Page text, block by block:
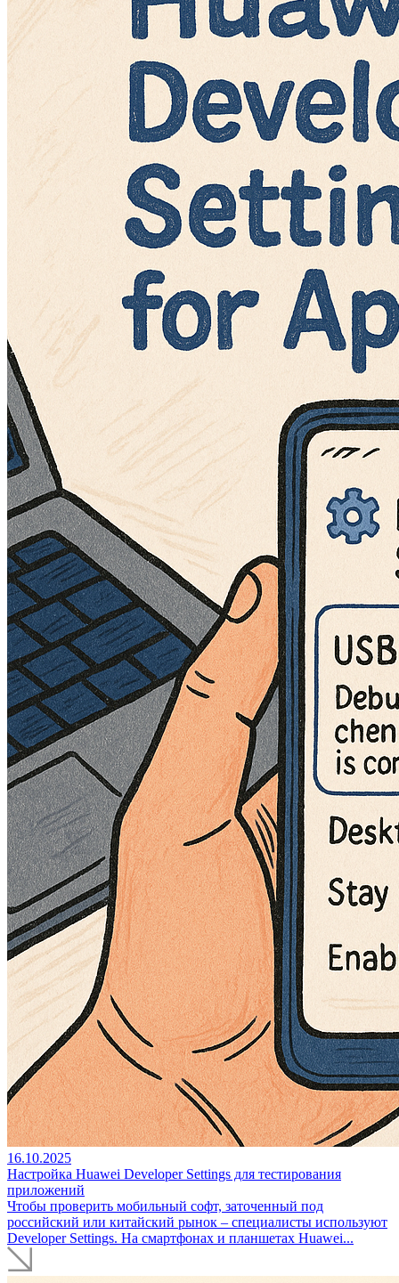
16.10.2025
Настройка Huawei Developer Settings для тестирования
приложений
Чтобы проверить мобильный софт, заточенный под
российский или китайский рынок – специалисты используют
Developer Settings. На смартфонах и планшетах Huawei...